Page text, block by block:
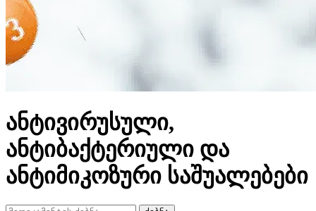
ანტივირუსული,
ანტიბაქტერიული და
ანტიმიკოზური საშუალებები